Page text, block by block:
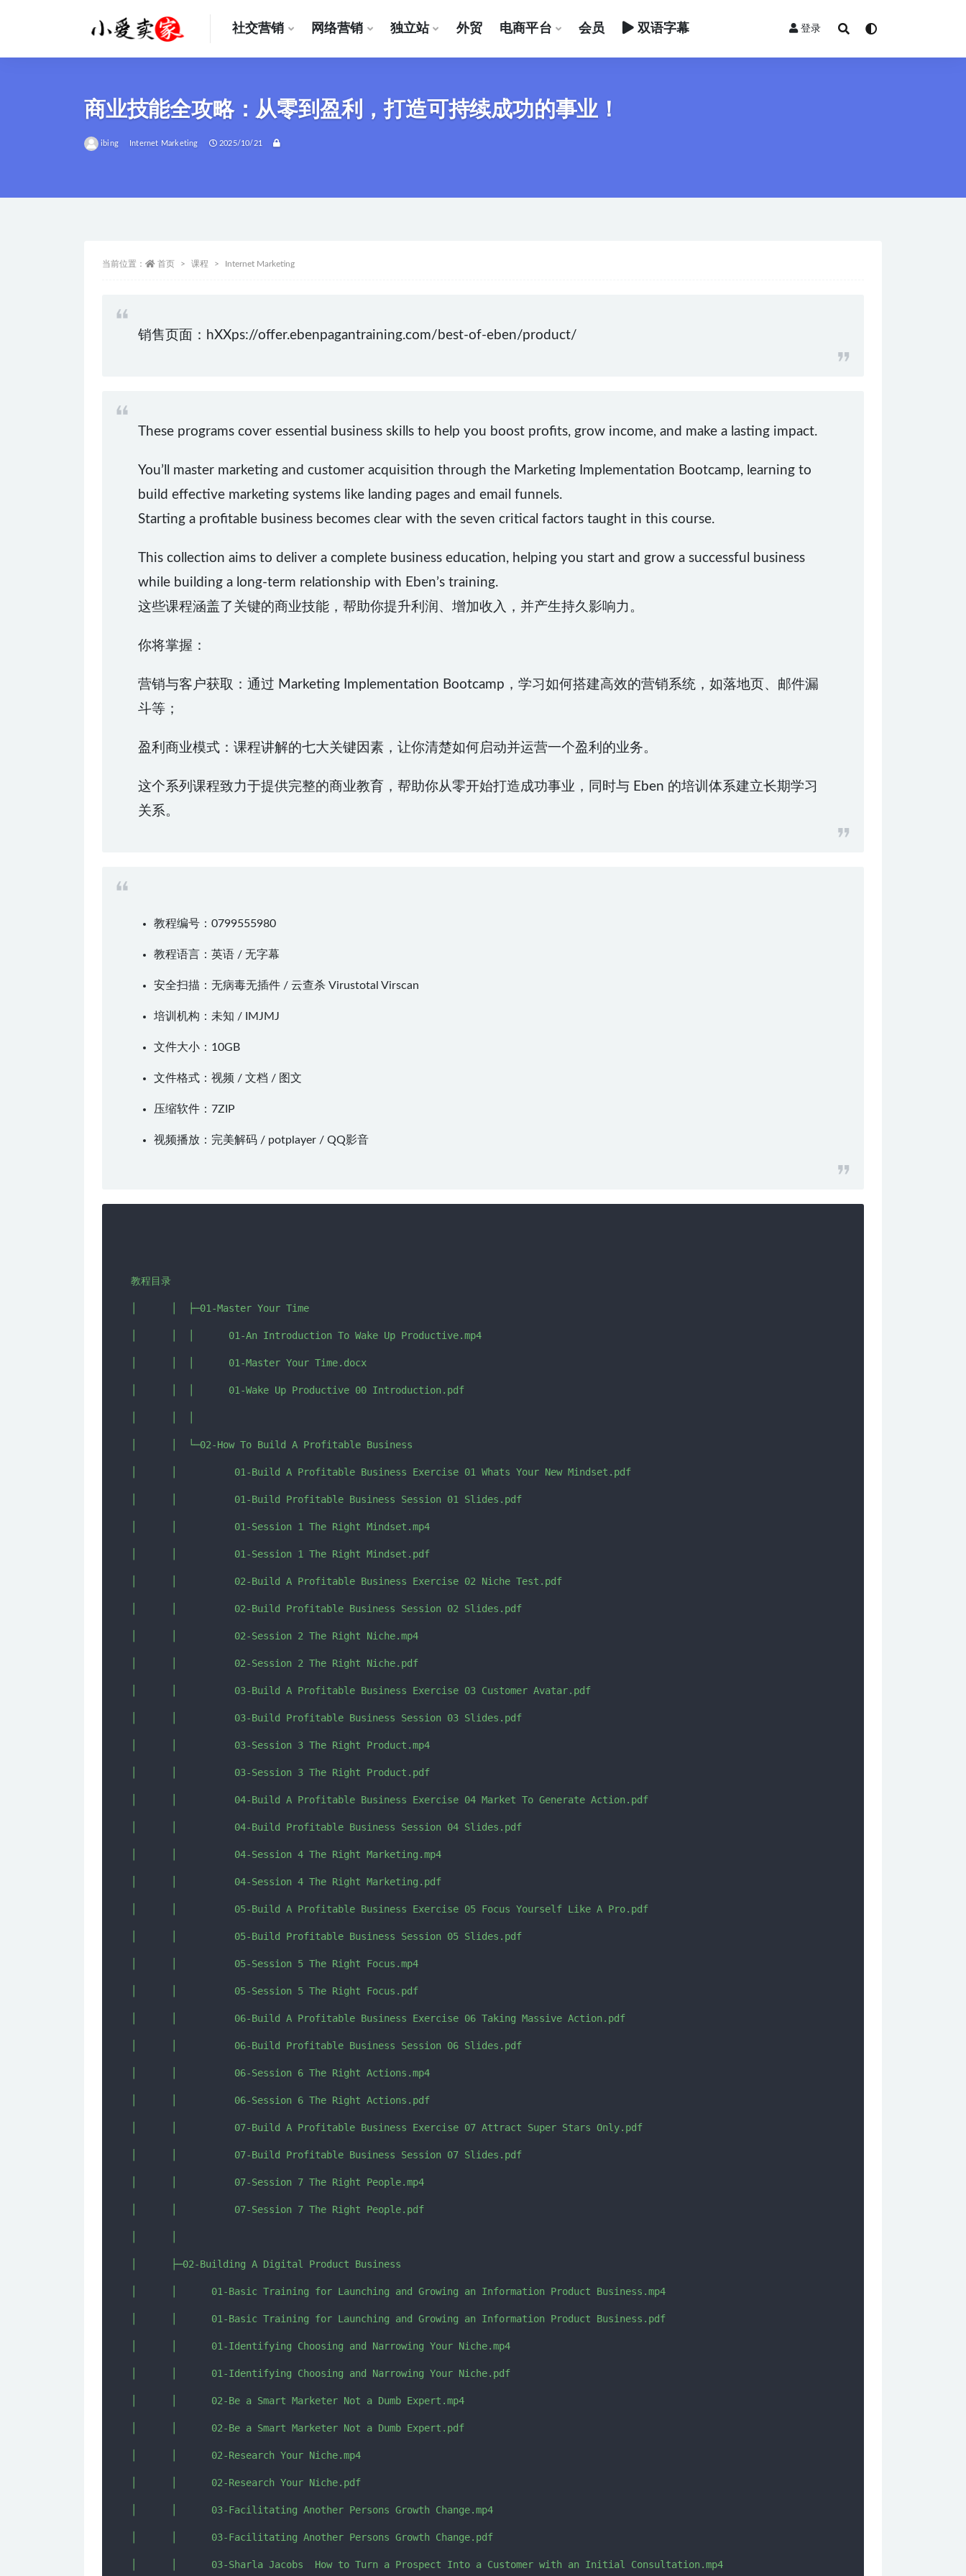
社交营销 网络营销 独立站 外贸 电商平台 会员 双语字幕 登录
商业技能全攻略：从零到盈利，打造可持续成功的事业！
ibing Internet Marketing 2025/10/21
当前位置： 首页 课程 Internet Marketing
销售页面：hXXps://offer.ebenpagantraining.com/best-of-eben/product/
These programs cover essential business skills to help you boost profits, grow income, and make a lasting impact.
You’ll master marketing and customer acquisition through the Marketing Implementation Bootcamp, learning to
build effective marketing systems like landing pages and email funnels.
Starting a profitable business becomes clear with the seven critical factors taught in this course.
This collection aims to deliver a complete business education, helping you start and grow a successful business
while building a long-term relationship with Eben’s training.
这些课程涵盖了关键的商业技能，帮助你提升利润、增加收入，并产生持久影响力。
你将掌握：
营销与客户获取：通过 Marketing Implementation Bootcamp，学习如何搭建高效的营销系统，如落地页、邮件漏
斗等；
盈利商业模式：课程讲解的七大关键因素，让你清楚如何启动并运营一个盈利的业务。
这个系列课程致力于提供完整的商业教育，帮助你从零开始打造成功事业，同时与 Eben 的培训体系建立长期学习
关系。
教程编号：0799555980
教程语言：英语 / 无字幕
安全扫描：无病毒无插件 / 云查杀 Virustotal Virscan
培训机构：未知 / IMJMJ
文件大小：10GB
文件格式：视频 / 文档 / 图文
压缩软件： 7ZIP
视频播放： 完美解码 / potplayer / QQ影音